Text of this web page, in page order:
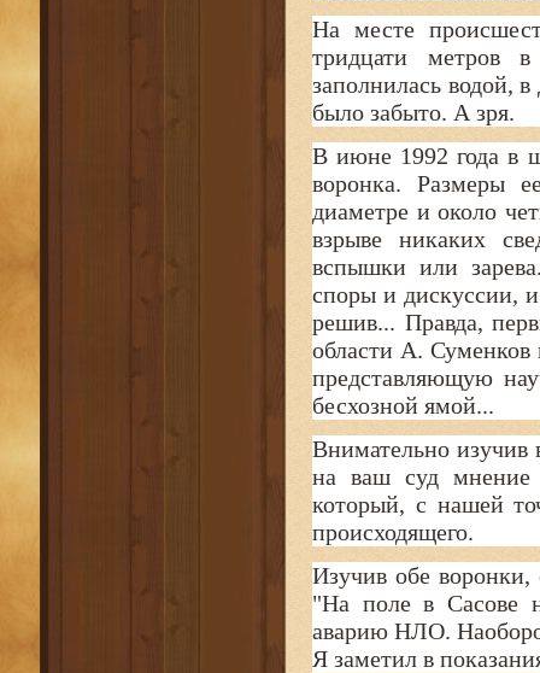
На месте
тридцати метров
заполнилась водой,
было забыто. А зря.
В июне 1992 года в
воронка. Размеры
диаметре и около
взрыве никаких
вспышки или
споры и дискуссии,
решив... Правда,
области А. Суменков
представляющую
бесхозной ямой...
Внимательно изучив
на ваш суд мнение
который, с нашей
происходящего.
Изучив обе
"На поле в Сасове
аварию НЛО.
Я заметил в